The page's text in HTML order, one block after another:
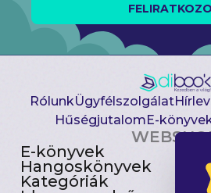
RólunkÜgyfélszolgálat
HűségjutalomE-
E-könyvek
Hangoskönyvek
Kategóriák